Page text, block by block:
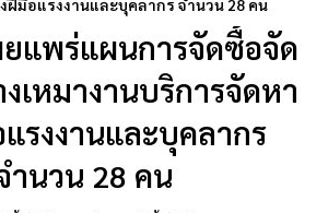
ฝีมือแรงงานและบุคลากร จำนวน 28 คน
ยแพร่แผนการจัดซื้อจัด
งเหมางานบริการจัดหา
รงงานและบุคลากร
ำนวน 28 คน